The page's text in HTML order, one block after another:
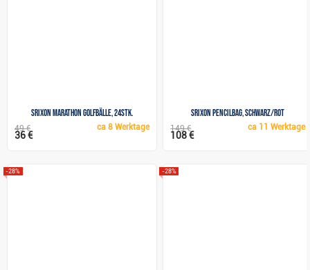
Srixon Marathon Golfbälle, 24Stk.
ca8 Werktage
49 €
36 €
Srixon Pencilbag, schwarz/rot
ca 11 Werktage
149 €
108 €
-28% -28%